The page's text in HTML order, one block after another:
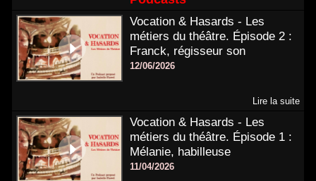
Vocation & Hasards - Les
métiers du théâtre. Épisode 2 :
Franck, régisseur son
12/06/2026
Lire la suite
Vocation & Hasards - Les
métiers du théâtre. Épisode 1 :
Mélanie, habilleuse
11/04/2026